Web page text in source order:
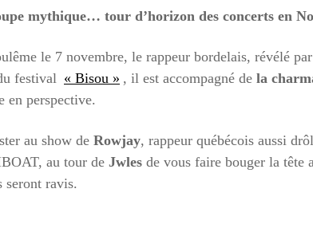
mythique… tour d’horizon des concerts en
le 7 novembre, le rappeur bordelais, révélé
festival « Bisou » , il est accompagné de la
en perspective.
au show de Rowjay, rappeur québécois aussi
au tour de Jwles de vous faire bouger la
seront ravis.